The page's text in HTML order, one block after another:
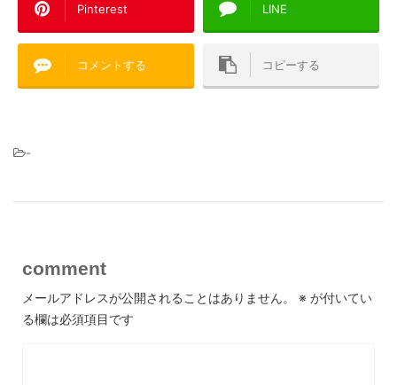
Pinterest LINE
コメントする コピーする
-
comment
メールアドレスが公開されることはありません。 ※ が付いてい
る欄は必須項目です